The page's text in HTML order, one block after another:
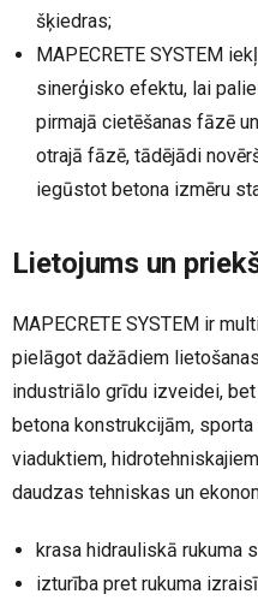
šķiedras;
MAPECRETE SYSTEM
sinerģisko efektu, lai
pirmajā cietēšanas fāzē
otrajā fāzē, tādējādi
iegūstot betona izmēru
Lietojums un
MAPECRETE SYSTEM ir
pielāgot dažādiem
industriālo grīdu izveidei,
betona konstrukcijām,
viaduktiem,
daudzas tehniskas un
krasa hidrauliskā rukuma
izturība pret rukuma